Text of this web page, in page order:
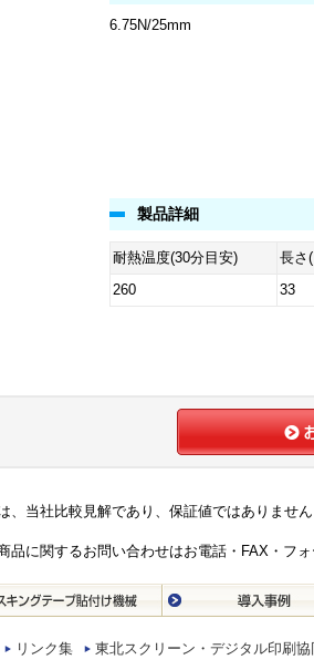
6.75N/25mm
製品詳細
耐熱温度(30分目安)
長さ
260
33
、当社比較見解であり、保証値ではありませ
品に関するお問い合わせはお電話・FAX・フ
リンク集 東北スクリーン・デジタル印刷協